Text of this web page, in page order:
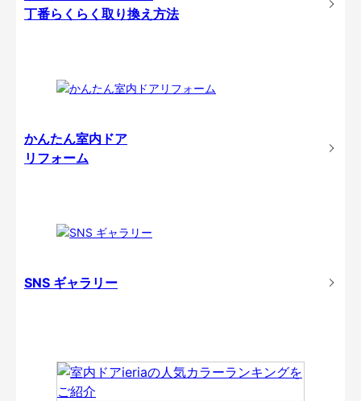
丁番らくらく取り換え方法
かんたん室内ドア
リフォーム
SNS ギャラリー